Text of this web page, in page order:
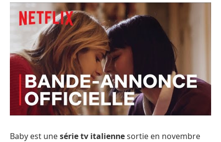
Baby est unesérie tv italiennesortie en novembre